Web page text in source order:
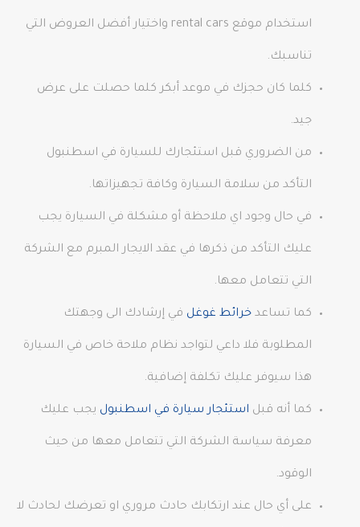
استخدام موقع rental cars واختيار أفضل العروض التي
تناسبك.
كلما كان حجزك في موعد أبكر كلما حصلت على عرض
جيد.
من الضروري قبل استئجارك للسيارة في اسطنبول
التأكد من سلامة السيارة وكافة تجهيزاتها.
في حال وجود اي ملاحظة أو مشكلة في السيارة يجب
عليك التأكد من ذكرها في عقد الايجار المبرم مع الشركة
التي تتعامل معها.
كما تساعد خرائط غوغل في إرشادك الى وجهتك
المطلوبة فلا داعي لتواجد نظام ملاحة خاص في السيارة
هذا سيوفر عليك تكلفة إضافية.
كما أنه قبل استئجار سيارة في اسطنبول يجب عليك
معرفة سياسة الشركة التي تتعامل معها من حيث
الوقود.
على أي حال عند ارتكابك حادث مروري او تعرضك لحادث لا